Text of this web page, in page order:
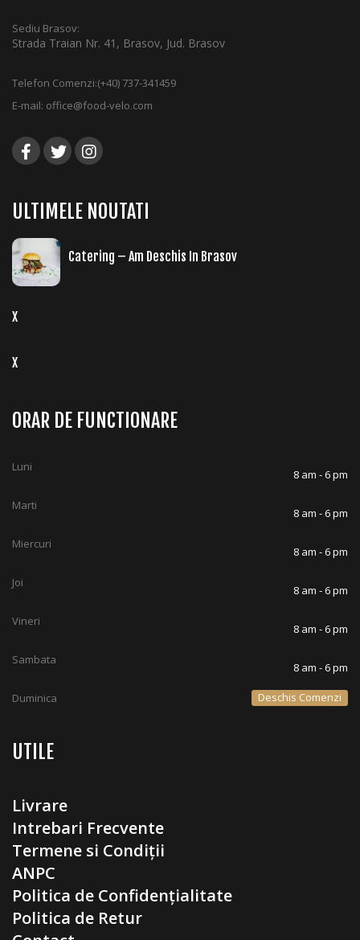
Sediu Brasov:
Strada Traian Nr. 41, Brasov, Jud. Brasov
Telefon Comenzi:(+40) 737-341459
E-mail: office@food-velo.com
ULTIMELE NOUTATI
Catering – Am Deschis In Brasov
X
X
ORAR DE FUNCTIONARE
Luni
8 am - 6 pm
Marti
8 am - 6 pm
Miercuri
8 am - 6 pm
Joi
8 am - 6 pm
Vineri
8 am - 6 pm
Sambata
8 am - 6 pm
Duminica Deschis Comenzi
UTILE
Livrare
Intrebari Frecvente
Termene si Condiții
ANPC
Politica de Confidențialitate
Politica de Retur